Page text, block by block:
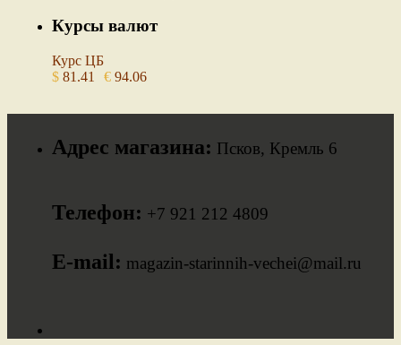
Курсы валют
Курс ЦБ
$ 81.41 € 94.06
Адрес магазина: Псков, Кремль 6
Телефон: +7 921 212 4809
E-mail: magazin-starinnih-vechei@mail.ru